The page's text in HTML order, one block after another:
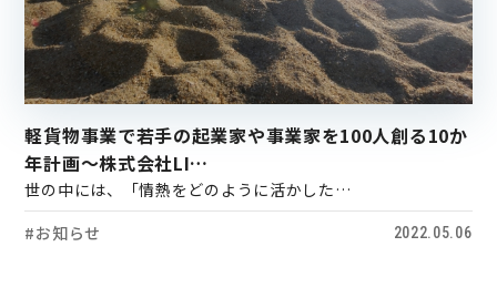
軽貨物事業で若手の起業家や事業家を100人創る10か
年計画～株式会社LI…
世の中には、「情熱をどのように活かした…
#お知らせ
2022.05.06